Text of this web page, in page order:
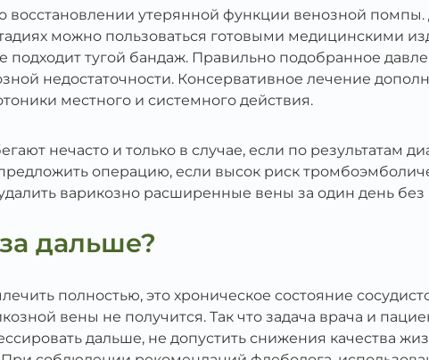
восстановлении утерянной функции венозной
можно пользоваться готовыми медицинскими
тугой бандаж. Правильно подобранное
недостаточности. Консервативное лечение
местного и системного действия.
нечасто и только в случае, если по результатам
операцию, если высок риск
варикозно расширенные вены за один день без
дальше?
полностью, это хроническое состояние
вены не получится. Так что задача врача и
дальше, не допустить снижения качества